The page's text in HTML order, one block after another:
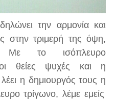
την αρμονία και
στην τριμερή της όψη,
Με το ισόπλευρο
οι θείες ψυχές και η
η δημιουργός τους η
τρίγωνο, λέμε εμείς